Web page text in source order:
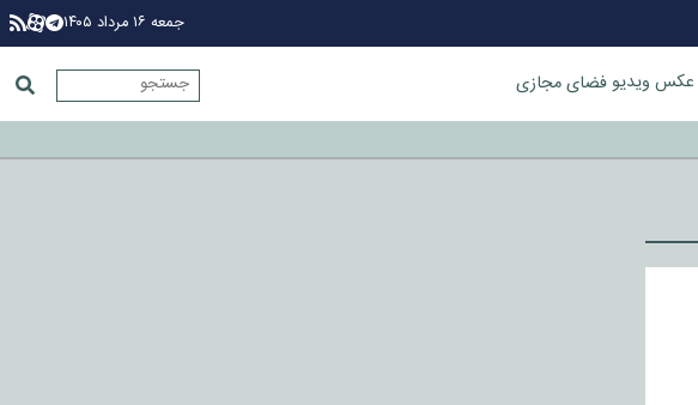
جمعه ۱۶ مرداد ۱۴۰۵
عکس ویدیوفضای مجازی